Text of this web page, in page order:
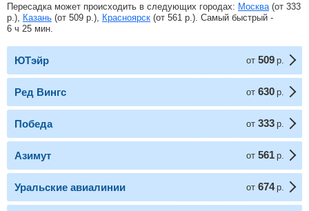
Пересадка может происходить в следующих городах: Москва (от 333
р. ), Казань (от 509 р. ), Красноярск (от 561 р. ). Самый быстрый -
6 ч 25 мин.
ЮТэйр от 509 р.
Ред Вингс от 630 р.
Победа от 333 р.
Азимут от 561 р.
Уральские авиалинии от 674 р.